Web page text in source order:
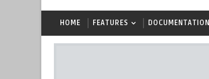
HOME FEATURES DOCUMENTATION